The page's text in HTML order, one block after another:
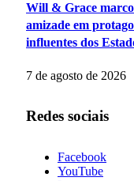
Will & Grace
amizade em
influentes dos
7 de agosto de 2026
Redes sociais
Facebook
YouTube